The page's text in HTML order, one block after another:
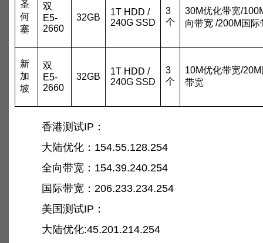
圣
何
塞
双
E5-
2660
32GB
1T HDD /
240G SSD
3
个
30M优化带宽/
向带宽 /200M国际
新
加
坡
双
E5-
2660
32GB
1T HDD /
240G SSD
3
个
10M优化带宽/
带宽
香港测试IP：
大陆优化：154.55.128.254
全向带宽：154.39.240.254
国际带宽：206.233.234.254
美国测试IP：
大陆优化:45.201.214.254